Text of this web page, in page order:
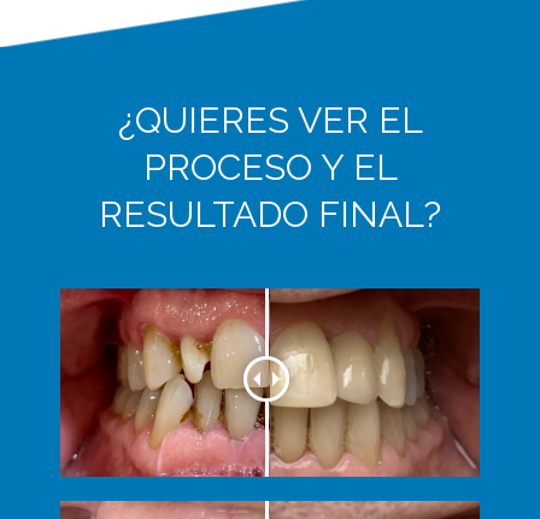
¿QUIERES VER EL
PROCESO Y EL
RESULTADO FINAL?